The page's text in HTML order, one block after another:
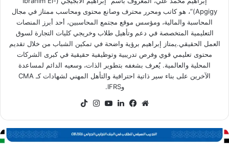
Apgigy)”، هو كاتب ومحرر محترف وصانع محتوى ومحاسب ممتاز في مجال
المحاسبة والمالية، ومؤسس موقع مجتمع المحاسبين، أحد أبرز المنصات
التعليمية المتخصصة في دعم وتأهيل طلاب وخريجي كليات التجارة لسوق
العمل الحقيقي.يمتاز إبراهيم برؤية واضحة في تمكين الشباب من خلال تقديم
محتوى تعليمي قوي وفرص تدريبية وتوظيفية حقيقية في كبرى الشركات
المحلية والعالمية. يُعرف بشغفه بتطوير الذات، وسعيه الدائم لمساعدة
الآخرين على بناء سير ذاتية احترافية والتأهل المهني لشهادات كـ CMA
وIFRS.
موقعفيسبوكلينكدإن‫YouTube
انستقرام
برنامج
CIB